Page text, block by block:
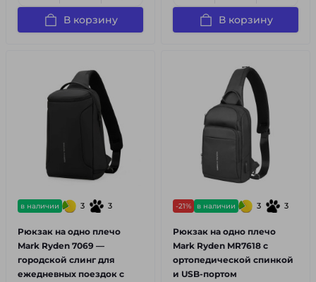
В корзину В корзину
в наличии 3 3
Рюкзак на одно плечо
Mark Ryden 7069 —
городской слинг для
ежедневных поездок с
-21% в наличии 3 3
Рюкзак на одно плечо
Mark Ryden MR7618 с
ортопедической спинкой
и USB-портом